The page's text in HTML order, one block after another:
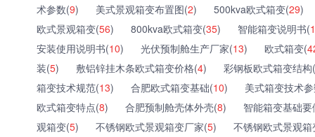
术参数(9) 美式景观箱变布置图(2) 500kva欧式箱变(29)
欧式景观箱变(56) 800kva欧式箱变(35) 智能箱变说明书(
安装使用说明书(10) 光伏预制舱生产厂家(13) 欧式箱变(
装(5) 敷铝锌挂木条欧式箱变价格(4)
彩钢板欧式箱变结构(
箱变技术规范(13) 合肥欧式箱变基础(10)
美式箱变技术
欧式箱变特点(8) 合肥预制舱壳体外壳(8)
智能箱变基础
观箱变(5) 不锈钢欧式景观箱变厂家(5)
不锈钢欧式景观